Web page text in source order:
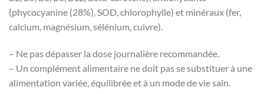
(phycocyanine (28%), SOD, chlorophylle) et minéraux (fer,
calcium, magnésium, sélénium, cuivre).
– Ne pas dépasser la dose journalière recommandée.
– Un complément alimentaire ne doit pas se substituer à une
alimentation variée, équilibrée et à un mode de vie sain.